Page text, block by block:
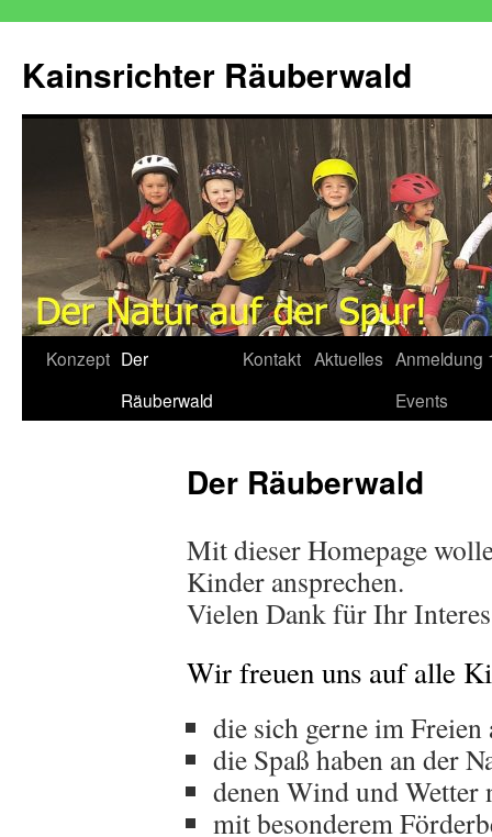
springen
Kainsrichter Räuberwald
Konzept Der
Räuberwald
Kontakt Aktuelles Anmeldung
Events
Der Räuberwald
Mit dieser Homepage
Kinder ansprechen.
Vielen Dank für Ihr
Wir freuen uns auf alle
die sich gerne im Freien
die Spaß haben an der
denen Wind und Wetter
mit besonderem